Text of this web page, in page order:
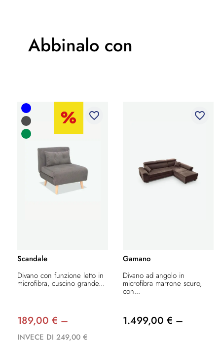
Abbinalo con
favorite_border
Scandale
Divano con funzione letto in
microfibra, cuscino grande...
189,00 € –
INVECE DI 249,00 €
favorite_border
Gamano
Divano ad angolo in
microfibra marrone scuro,
con...
1.499,00 € –